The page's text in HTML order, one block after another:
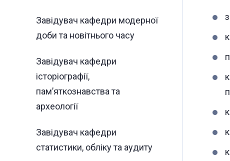
Завідувач кафедри модерної
доби та новітнього часу
Завідувач кафедри
історіографії,
пам’яткознавства та
археології
Завідувач кафедри
статистики, обліку та аудиту